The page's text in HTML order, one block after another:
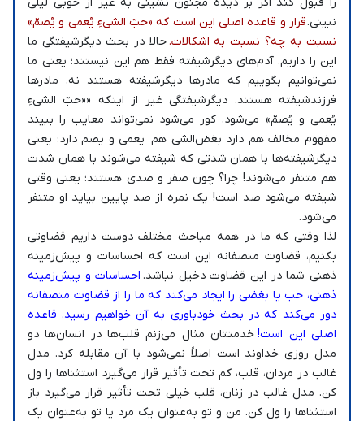
نبینی.قرار و قاعده اصلی این است که «حبّ الشیءِ یُعمی و یُصمّ»
نسبت به چه؟ نسبت به اشکالات.حالا در بحث دیگرشیفتگی ما
این را داریم، آدم‌های دیگرشیفته فقط هم این نیستند؛ یعنی ما
نمی‌توانیم بگوییم که مادرها دیگرشیفته هستند نه، مادرها
فرزندشیفته هستند. دیگرشیفتگی غیر از اینکه ««حبّ الشیءِ
یُعمی و یُصمّ» می‌شود، کور می‌شود نمی‌تواند معایب را ببیند
مفهوم مخالف هم دارد بغض‌الشی هم یعمی و یصم دارد؛ یعنی
دیگرشیفته‌ها با همان شدتی که شیفته می‌شوند با همان شدت
هم متنفر می‌شوند! چرا؟ چون صفر و صدی هستند؛ یعنی وقتی
شیفته می‌شود صد است! یک نمره از صد پایین بیاید او متنفر
می‌شود.
لذا وقتی که ما در همه مباحث مختلف دوست داریم قضاوتی
بکنیم، قضاوت منصفانه این است که احساسات و پیش‌زمینه
ذهنی شما در این قضاوت دخیل نباشد. احساسات و پیش‌زمینه
ذهنی، حب یا بغضی را ایجاد می‌کند که ما را از قضاوت منصفانه
دور می‌کند که در بحث خودباوری به آن خواهیم رسید. قاعده
اصلی این است! خدمتتان مثال می‌زنم قلب‌ها در انسان‌ها دو
مدل روزی خداوند است اصلاً نمی‌شود با آن مقابله کرد. مدل
غالب در مردان، قلب، کم تحت تأثیر قرار می‌گیرد استثناها را ول
کن. مدل غالب در زنان، قلب خیلی تحت تأثیر قرار می‌گیرد باز
استثناها را ول کن. من و تو به‌عنوان یک مرد یا تو به‌عنوان یک